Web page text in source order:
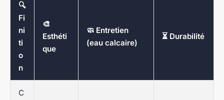
🔍
Fi
ni
ti
o
n
🎨
Esthéti
que
🧼 Entretien
(eau calcaire)
⏳ Durabilité
C